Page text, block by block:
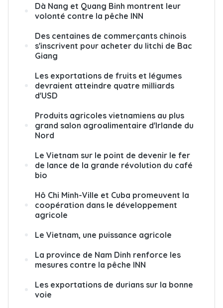
Dà Nang et Quang Binh montrent leur
volonté contre la pêche INN
Des centaines de commerçants chinois
s'inscrivent pour acheter du litchi de Bac
Giang
Les exportations de fruits et légumes
devraient atteindre quatre milliards
d'USD
Produits agricoles vietnamiens au plus
grand salon agroalimentaire d'Irlande du
Nord
Le Vietnam sur le point de devenir le fer
de lance de la grande révolution du café
bio
Hô Chi Minh-Ville et Cuba promeuvent la
coopération dans le développement
agricole
Le Vietnam, une puissance agricole
La province de Nam Dinh renforce les
mesures contre la pêche INN
Les exportations de durians sur la bonne
voie